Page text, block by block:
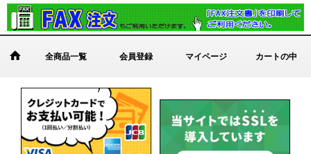
全商品一覧 会員登録 マイページ カートの中